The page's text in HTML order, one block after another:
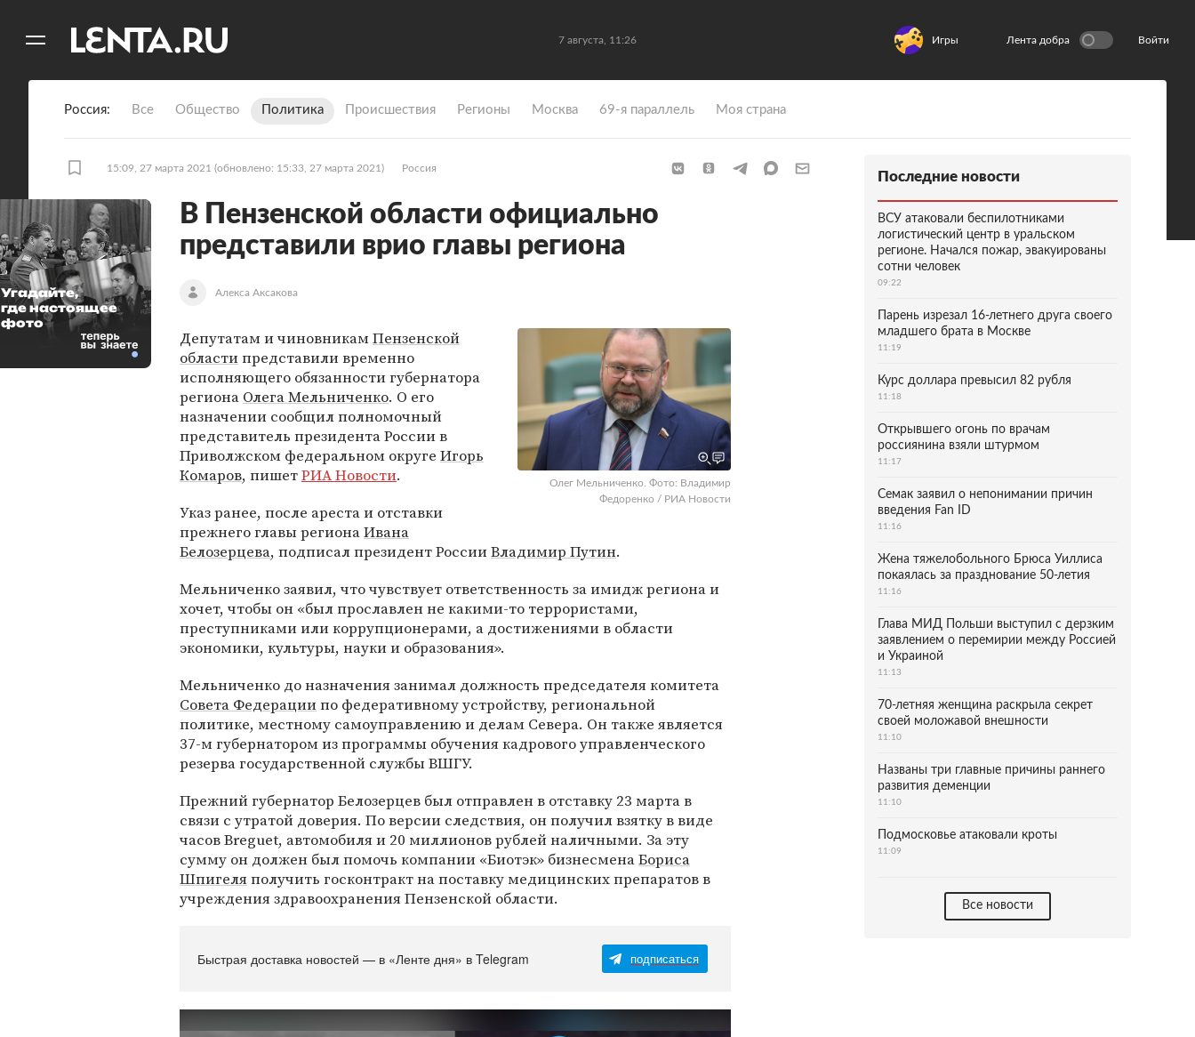
7 августа, 11:26 Игры Лента добра Войти
Россия Все Общество Политика Происшествия Регионы Москва 69-я параллель Моя страна
15:09, 27 марта 2021 (обновлено: 15:33, 27 марта 2021) Россия
В Пензенской области официально
представили врио главы региона
Алекса Аксакова
Олег Мельниченко. Фото: Владимир
Федоренко / РИА Новости
Депутатам и чиновникамПензенской
областипредставили временно
исполняющего обязанности губернатора
региона Олега Мельниченко. О его
назначении сообщил полномочный
представитель президента России в
Приволжском федеральном округе Игорь
Комаров, пишетРИА Новости.
Указ ранее, после ареста и отставки
прежнего главы регионаИвана
Белозерцева, подписал президент РоссииВладимир Путин.
Мельниченко заявил, что чувствует ответственность за имидж региона и
хочет, чтобы он «был прославлен не какими-то террористами,
преступниками или коррупционерами, а достижениями в области
экономики, культуры, науки и образования».
Мельниченко до назначения занимал должность председателя комитета
Совета Федерациипо федеративному устройству, региональной
политике, местному самоуправлению и делам Севера. Он также является
37-м губернатором из программы обучения кадрового управленческого
резерва государственной службы ВШГУ.
Прежний губернатор Белозерцев был отправлен в отставку 23 марта в
связи с утратой доверия. По версии следствия, он получил взятку в виде
часов Breguet, автомобиля и 20 миллионов рублей наличными. За эту
сумму он должен был помочь компании «Биотэк» бизнесменаБориса
Шпигеляполучить госконтракт на поставку медицинских препаратов в
учреждения здравоохранения Пензенской области.
Быстрая доставка новостей — в «Ленте дня» в Telegram подписаться
Угадайте,
где настоящее
фото
Последние новости
ВСУ атаковали беспилотниками
логистический центр в уральском
регионе. Начался пожар, эвакуированы
сотни человек
09:22
Парень изрезал 16-летнего друга своего
младшего брата в Москве
11:19
Курс доллара превысил 82 рубля
11:18
Открывшего огонь по врачам
россиянина взяли штурмом
11:17
Семак заявил о непонимании причин
введения Fan ID
11:16
Жена тяжелобольного Брюса Уиллиса
покаялась за празднование 50-летия
11:16
Глава МИД Польши выступил с дерзким
заявлением о перемирии между Россией
и Украиной
11:13
70-летняя женщина раскрыла секрет
своей моложавой внешности
11:10
Названы три главные причины раннего
развития деменции
11:10
Подмосковье атаковали кроты
11:09
Все новости